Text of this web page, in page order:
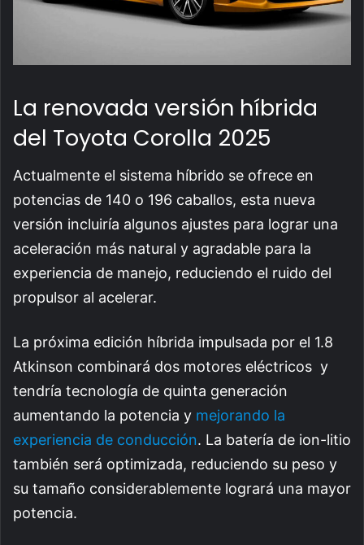
La renovada versión híbrida
del Toyota Corolla 2025
Actualmente el sistema híbrido se ofrece en
potencias de 140 o 196 caballos, esta nueva
versión incluiría algunos ajustes para lograr una
aceleración más natural y agradable para la
experiencia de manejo, reduciendo el ruido del
propulsor al acelerar.
La próxima edición híbrida impulsada por el 1.8
Atkinson combinará dos motores eléctricos y
tendría tecnología de quinta generación
aumentando la potencia y mejorando la
experiencia de conducción. La batería de ion-litio
también será optimizada, reduciendo su peso y
su tamaño considerablemente logrará una mayor
potencia.